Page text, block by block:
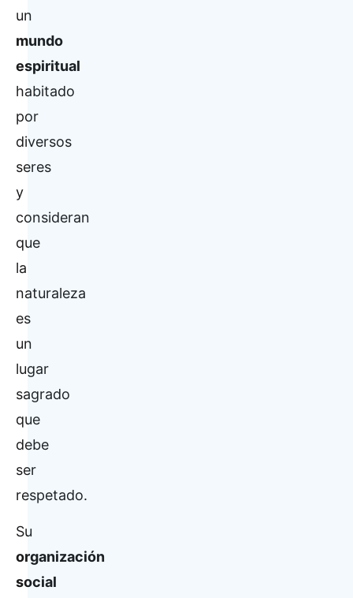
un
mundo
espiritual
habitado
por
diversos
seres
y
consideran
que
la
naturaleza
es
un
lugar
sagrado
que
debe
ser
respetado.
Su
organización
social